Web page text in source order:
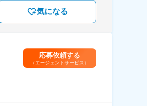
気になる
応募依頼する
（エージェントサービス）